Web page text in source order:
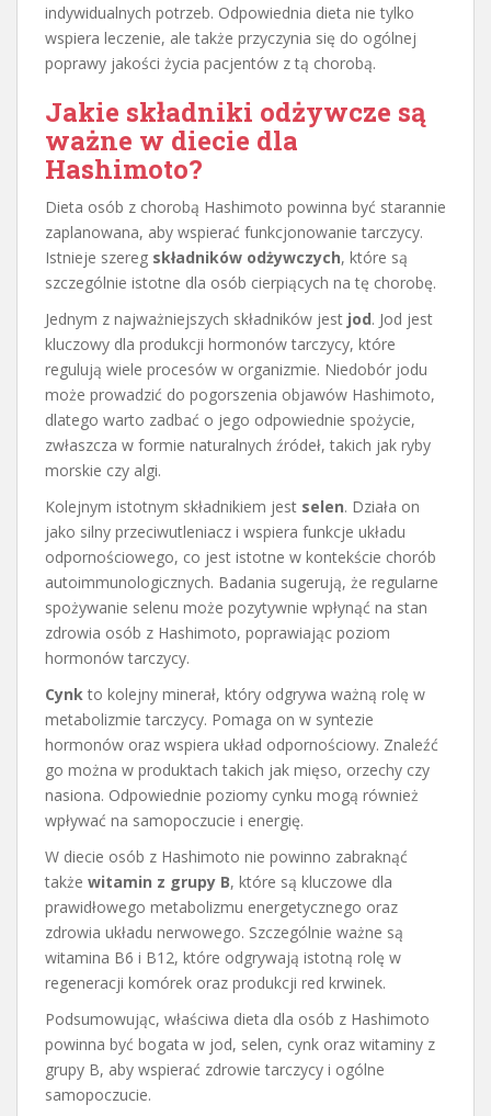
indywidualnych potrzeb. Odpowiednia dieta nie tylko
wspiera leczenie, ale także przyczynia się do ogólnej
poprawy jakości życia pacjentów z tą chorobą.
Jakie składniki odżywcze są
ważne w diecie dla
Hashimoto?
Dieta osób z chorobą Hashimoto powinna być starannie
zaplanowana, aby wspierać funkcjonowanie tarczycy.
Istnieje szereg składników odżywczych, które są
szczególnie istotne dla osób cierpiących na tę chorobę.
Jednym z najważniejszych składników jest jod. Jod jest
kluczowy dla produkcji hormonów tarczycy, które
regulują wiele procesów w organizmie. Niedobór jodu
może prowadzić do pogorszenia objawów Hashimoto,
dlatego warto zadbać o jego odpowiednie spożycie,
zwłaszcza w formie naturalnych źródeł, takich jak ryby
morskie czy algi.
Kolejnym istotnym składnikiem jest selen. Działa on
jako silny przeciwutleniacz i wspiera funkcje układu
odpornościowego, co jest istotne w kontekście chorób
autoimmunologicznych. Badania sugerują, że regularne
spożywanie selenu może pozytywnie wpłynąć na stan
zdrowia osób z Hashimoto, poprawiając poziom
hormonów tarczycy.
Cynk to kolejny minerał, który odgrywa ważną rolę w
metabolizmie tarczycy. Pomaga on w syntezie
hormonów oraz wspiera układ odpornościowy. Znaleźć
go można w produktach takich jak mięso, orzechy czy
nasiona. Odpowiednie poziomy cynku mogą również
wpływać na samopoczucie i energię.
W diecie osób z Hashimoto nie powinno zabraknąć
także witamin z grupy B, które są kluczowe dla
prawidłowego metabolizmu energetycznego oraz
zdrowia układu nerwowego. Szczególnie ważne są
witamina B6 i B12, które odgrywają istotną rolę w
regeneracji komórek oraz produkcji red krwinek.
Podsumowując, właściwa dieta dla osób z Hashimoto
powinna być bogata w jod, selen, cynk oraz witaminy z
grupy B, aby wspierać zdrowie tarczycy i ogólne
samopoczucie.